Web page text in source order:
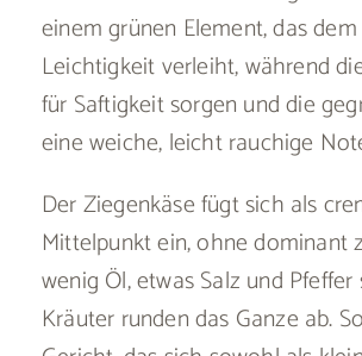
einem grünen Element, das
Leichtigkeit verleiht, während
für Saftigkeit sorgen und die
eine weiche, leicht rauchige
Der Ziegenkäse fügt sich als
Mittelpunkt ein, ohne dominant
wenig Öl, etwas Salz und
Kräuter runden das Ganze ab.